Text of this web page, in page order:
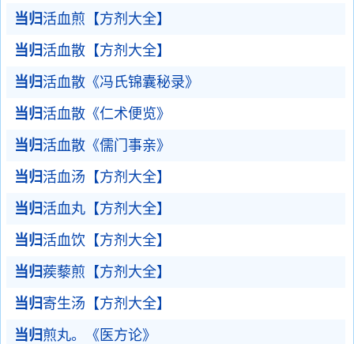
当归 活血煎【方剂大全】
当归 活血散【方剂大全】
当归 活血散《冯氏锦囊秘录》
当归 活血散《仁术便览》
当归 活血散《儒门事亲》
当归 活血汤【方剂大全】
当归 活血丸【方剂大全】
当归 活血饮【方剂大全】
当归蒺藜煎【方剂大全】
当归 寄生汤【方剂大全】
当归 煎丸。《医方论》